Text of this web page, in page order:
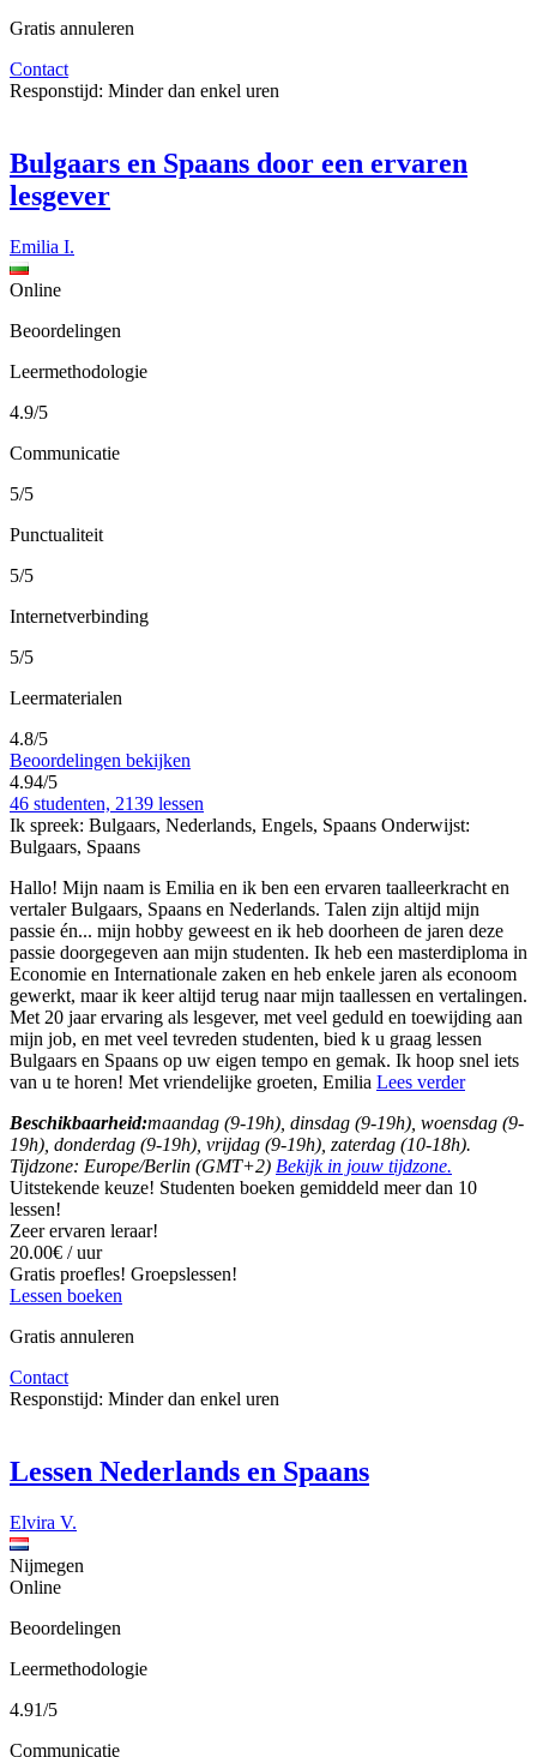
Gratis annuleren
Contact
Responstijd: Minder dan enkel uren
Bulgaars en Spaans door een ervaren
lesgever
Emilia I.
Online
Beoordelingen
Leermethodologie
4.9/5
Communicatie
5/5
Punctualiteit
5/5
Internetverbinding
5/5
Leermaterialen
4.8/5
Beoordelingen bekijken
4.94/5
46 studenten, 2139 lessen
Ik spreek: Bulgaars, Nederlands, Engels, Spaans Onderwijst:
Bulgaars, Spaans
Hallo! Mijn naam is Emilia en ik ben een ervaren taalleerkracht en
vertaler Bulgaars, Spaans en Nederlands. Talen zijn altijd mijn
passie én... mijn hobby geweest en ik heb doorheen de jaren deze
passie doorgegeven aan mijn studenten. Ik heb een masterdiploma in
Economie en Internationale zaken en heb enkele jaren als econoom
gewerkt, maar ik keer altijd terug naar mijn taallessen en vertalingen.
Met 20 jaar ervaring als lesgever, met veel geduld en toewijding aan
mijn job, en met veel tevreden studenten, bied k u graag lessen
Bulgaars en Spaans op uw eigen tempo en gemak. Ik hoop snel iets
van u te horen! Met vriendelijke groeten, Emilia Lees verder
Beschikbaarheid:maandag (9-19h), dinsdag (9-19h), woensdag (9-
19h), donderdag (9-19h), vrijdag (9-19h), zaterdag (10-18h).
Tijdzone: Europe/Berlin (GMT+2) Bekijk in jouw tijdzone.
Uitstekende keuze! Studenten boeken gemiddeld meer dan 10
lessen!
Zeer ervaren leraar!
20.00€ / uur
Gratis proefles! Groepslessen!
Lessen boeken
Gratis annuleren
Contact
Responstijd: Minder dan enkel uren
Lessen Nederlands en Spaans
Elvira V.
Nijmegen
Online
Beoordelingen
Leermethodologie
4.91/5
Communicatie